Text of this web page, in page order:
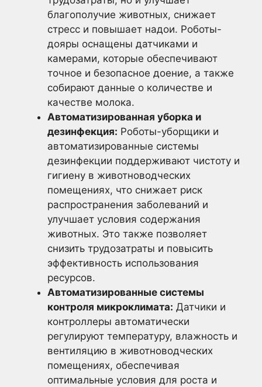
благополучие животных, снижает
стресс и повышает надои. Роботы-
дояры оснащены датчиками и
камерами, которые обеспечивают
точное и безопасное доение, а также
собирают данные о количестве и
качестве молока.
Автоматизированная уборка и
дезинфекция: Роботы-уборщики и
автоматизированные системы
дезинфекции поддерживают чистоту и
гигиену в животноводческих
помещениях, что снижает риск
распространения заболеваний и
улучшает условия содержания
животных. Это также позволяет
снизить трудозатраты и повысить
эффективность использования
ресурсов.
Автоматизированные системы
контроля микроклимата: Датчики и
контроллеры автоматически
регулируют температуру, влажность и
вентиляцию в животноводческих
помещениях, обеспечивая
оптимальные условия для роста и